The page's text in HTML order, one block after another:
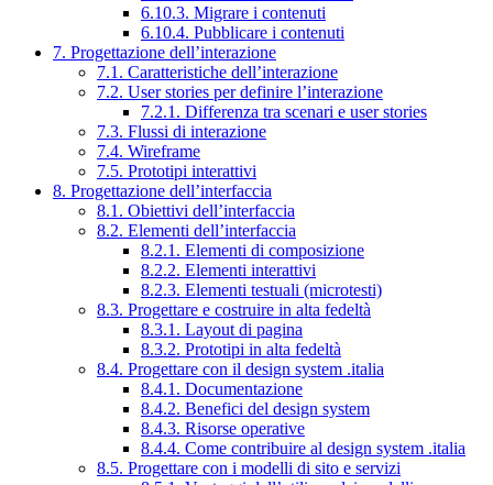
6.10.3. Migrare i contenuti
6.10.4. Pubblicare i contenuti
7. Progettazione dell’interazione
7.1. Caratteristiche dell’interazione
7.2. User stories per definire l’interazione
7.2.1. Differenza tra scenari e user stories
7.3. Flussi di interazione
7.4. Wireframe
7.5. Prototipi interattivi
8. Progettazione dell’interfaccia
8.1. Obiettivi dell’interfaccia
8.2. Elementi dell’interfaccia
8.2.1. Elementi di composizione
8.2.2. Elementi interattivi
8.2.3. Elementi testuali (microtesti)
8.3. Progettare e costruire in alta fedeltà
8.3.1. Layout di pagina
8.3.2. Prototipi in alta fedeltà
8.4. Progettare con il design system .italia
8.4.1. Documentazione
8.4.2. Benefici del design system
8.4.3. Risorse operative
8.4.4. Come contribuire al design system .italia
8.5. Progettare con i modelli di sito e servizi